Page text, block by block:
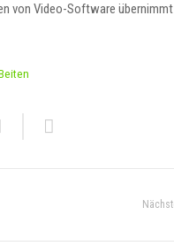
von Video-Software